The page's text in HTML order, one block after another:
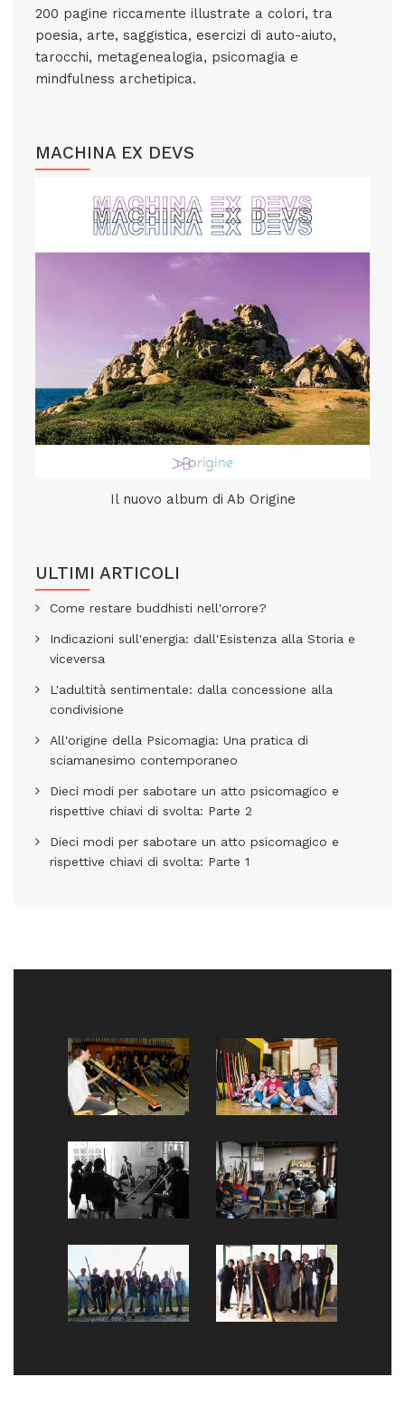
200 pagine riccamente illustrate a colori, tra
poesia, arte, saggistica, esercizi di auto-aiuto,
tarocchi, metagenealogia, psicomagia e
mindfulness archetipica.
MACHINA EX DEVS
Il nuovo album di Ab Origine
ULTIMI ARTICOLI
Come restare buddhisti nell'orrore?
Indicazioni sull'energia: dall'Esistenza alla Storia e
viceversa
L'adultità sentimentale: dalla concessione alla
condivisione
All'origine della Psicomagia: Una pratica di
sciamanesimo contemporaneo
Dieci modi per sabotare un atto psicomagico e
rispettive chiavi di svolta: Parte 2
Dieci modi per sabotare un atto psicomagico e
rispettive chiavi di svolta: Parte 1